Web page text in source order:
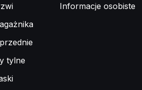
tylne
Informacje osobiste